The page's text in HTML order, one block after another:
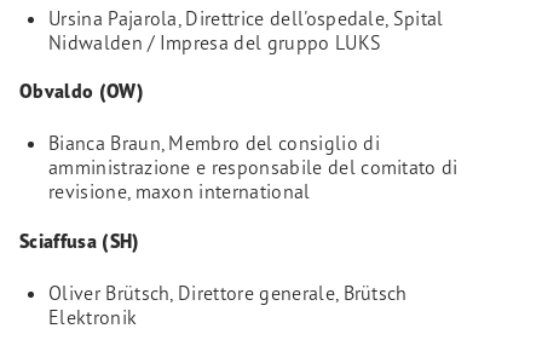
Ursina Pajarola, Direttrice dell'ospedale, Spital
Nidwalden / Impresa del gruppo LUKS
Obvaldo (OW)
Bianca Braun, Membro del consiglio di
amministrazione e responsabile del comitato di
revisione, maxon international
Sciaffusa (SH)
Oliver Brütsch, Direttore generale, Brütsch
Elektronik